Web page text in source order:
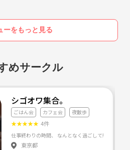
ーをもっと見る
めサークル
シゴオワ集合。
ごはん会 カフェ会 夜散歩
★★★★★ 4件
東京都